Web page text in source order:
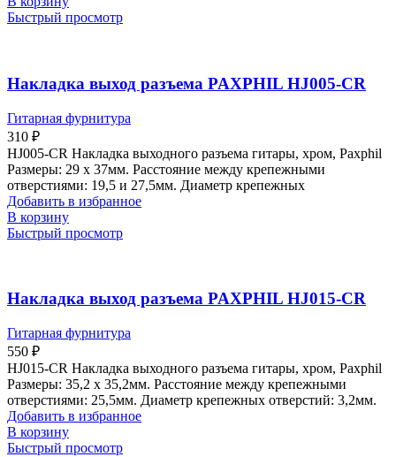
Быстрый просмотр
Накладка выход разъема PAXPHIL HJ005-CR
Гитарная фурнитура
310 ₽
HJ005-CR Накладка выходного разъема гитары, хром, Paxphil
Размеры: 29 х 37мм. Расстояние между крепежными
отверстиями: 19,5 и 27,5мм. Диаметр крепежных
Добавить в избранное
В корзину
Быстрый просмотр
Накладка выход разъема PAXPHIL HJ015-CR
Гитарная фурнитура
550 ₽
HJ015-CR Накладка выходного разъема гитары, хром, Paxphil
Размеры: 35,2 х 35,2мм. Расстояние между крепежными
отверстиями: 25,5мм. Диаметр крепежных отверстий: 3,2мм.
Добавить в избранное
В корзину
Быстрый просмотр